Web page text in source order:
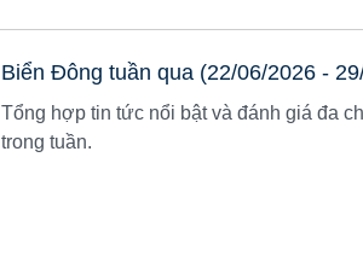
Biển Đông tuần qua (22/06/2026 -
Tổng hợp tin tức nổi bật và đánh giá đa
trong tuần.